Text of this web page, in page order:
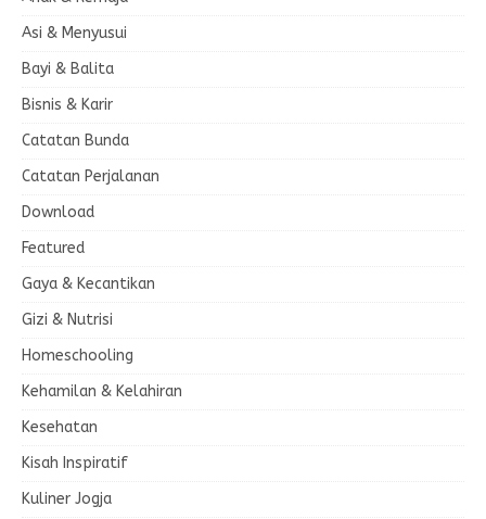
Asi & Menyusui
Bayi & Balita
Bisnis & Karir
Catatan Bunda
Catatan Perjalanan
Download
Featured
Gaya & Kecantikan
Gizi & Nutrisi
Homeschooling
Kehamilan & Kelahiran
Kesehatan
Kisah Inspiratif
Kuliner Jogja